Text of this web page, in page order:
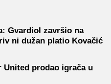
Gvardiol završio na
ni dužan platio Kovačić
United prodao igrača u